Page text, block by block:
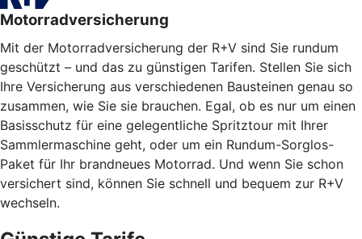
Motorradversicherung
Mit der Motorradversicherung der R+V sind Sie rundum
geschützt – und das zu günstigen Tarifen. Stellen Sie sich
Ihre Versicherung aus verschiedenen Bausteinen genau so
zusammen, wie Sie sie brauchen. Egal, ob es nur um einen
Basisschutz für eine gelegentliche Spritztour mit Ihrer
Sammlermaschine geht, oder um ein Rundum-Sorglos-
Paket für Ihr brandneues Motorrad. Und wenn Sie schon
versichert sind, können Sie schnell und bequem zur R+V
wechseln.